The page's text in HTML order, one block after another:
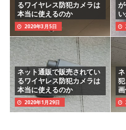
るワイヤレス防犯カメラは
本当に使えるのか
2020年3月5日
ネット通販で販売されてい
るワイヤレス防犯カメラは
本当に使えるのか
2020年1月29日